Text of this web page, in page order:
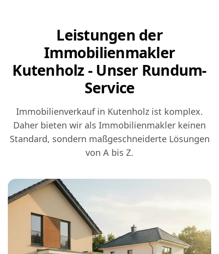
Leistungen der
Immobilienmakler
Kutenholz - Unser Rundum-
Service
Immobilienverkauf in Kutenholz ist komplex.
Daher bieten wir als Immobilienmakler keinen
Standard, sondern maßgeschneiderte Lösungen
von A bis Z.